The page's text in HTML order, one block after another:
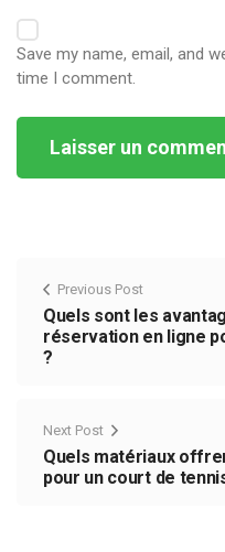
Save my name, email, and
time I comment.
Previous Post
Quels sont les
réservation en ligne
?
Next Post
Quels matériaux
pour un court de